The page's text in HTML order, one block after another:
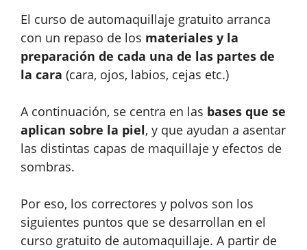
El curso de automaquillaje gratuito arranca
con un repaso de los materiales y la
preparación de cada una de las partes de
la cara (cara, ojos, labios, cejas etc.)
A continuación, se centra en las bases que se
aplican sobre la piel, y que ayudan a asentar
las distintas capas de maquillaje y efectos de
sombras.
Por eso, los correctores y polvos son los
siguientes puntos que se desarrollan en el
curso gratuito de automaquillaje. A partir de